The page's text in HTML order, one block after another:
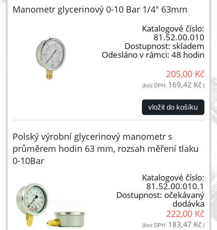
Manometr glycerinový 0-10 Bar 1/4" 63mm
Katalogové číslo:
81.52.00.010
Dostupnost: skladem
Odesláno v rámci: 48 hodin
205,00 Kč
(bez DPH: 169,42 Kč )
vložit do košíku
Polský výrobní glycerinový manometr s
průměrem hodin 63 mm, rozsah měření tlaku
0-10Bar
Katalogové číslo:
81.52.00.010.1
Dostupnost: očekávaný
dodávka
222,00 Kč
(bez DPH: 183,47 Kč )